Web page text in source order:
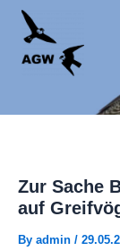
Skip
content
Zur Sache
auf
By admin /